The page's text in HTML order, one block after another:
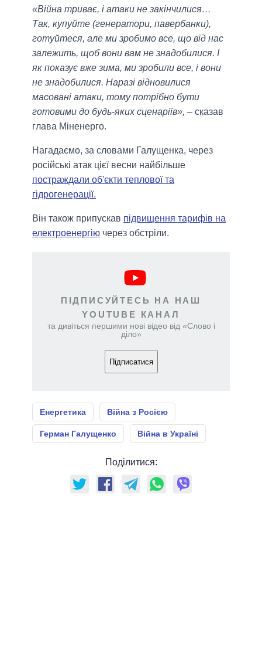
«Війна триває, і атаки не закінчилися…
Так, купуйте (генератори, павербанки),
готуйтеся, але ми зробимо все, що від нас
залежить, щоб вони вам не знадобилися. І
як показує вже зима, ми зробили все, і вони
не знадобилися. Наразі відновилися
масовані атаки, тому потрібно бути
готовими до будь-яких сценаріїв», – сказав
глава Міненерго.
Нагадаємо, за словами Галущенка, через
російські атак цієї весни найбільше
постраждали об'єкти теплової та
гідрогенерації.
Він також припускав підвищення тарифів на
електроенергію через обстріли.
ПІДПИСУЙТЕСЬ НА НАШ
YOUTUBE КАНАЛ
та дивіться першими нові відео від «Слово і
діло»
Підписатися
Енергетика Війна з Росією
Герман Галущенко Війна в Україні
Поділитися: